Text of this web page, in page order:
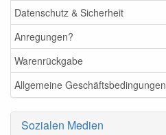
Datenschutz & Sicherheit
Anregungen?
Warenrückgabe
Allgemeine Geschäftsbedingungen
Sozialen Medien